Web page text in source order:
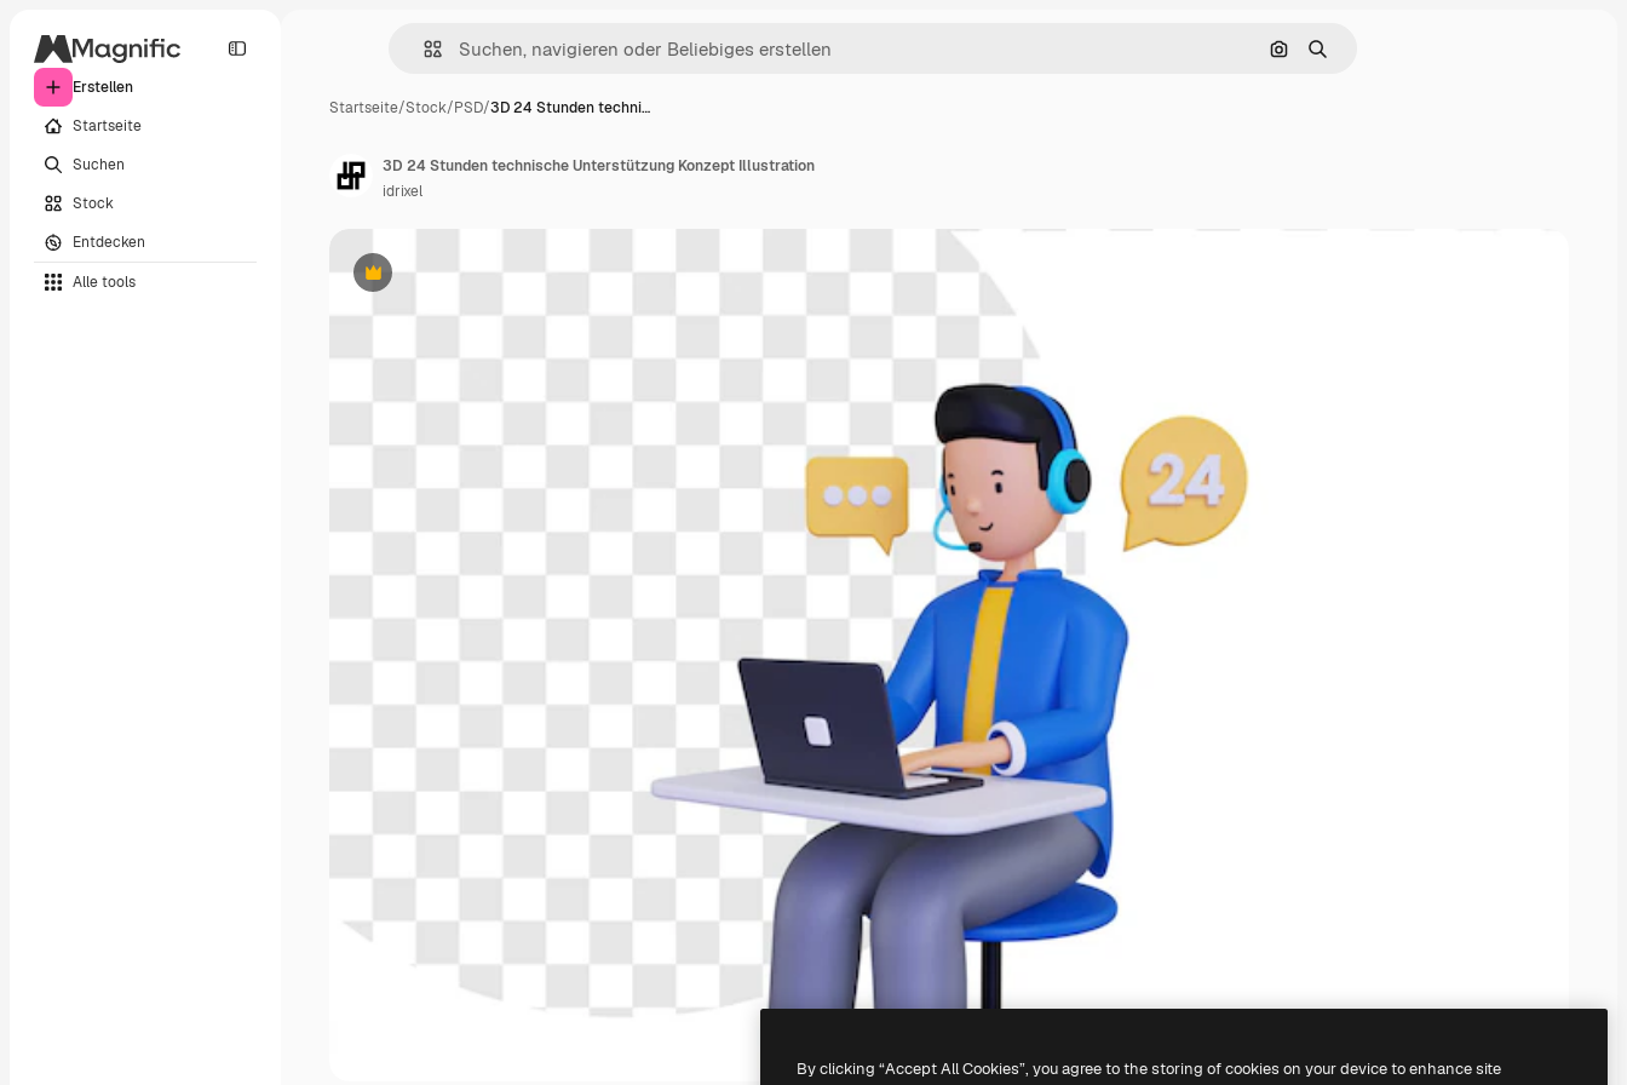
Erstellen
Startseite
Suchen
Stock
Entdecken
Alle tools
Nach Bild suchen
Suchen
Startseite/Stock/PSD/3D 24 Stunden techni…
Premium
3D 24 Stunden technische Unterstützung Konzept Illustration
idrixel
By clicking “Accept All Cookies”, you agree to the storing of cookies on your device to enhance site